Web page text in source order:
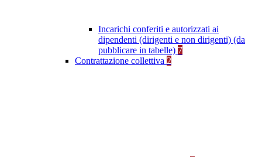
Incarichi conferiti e autorizzati ai
dipendenti (dirigenti e non dirigenti) (da
pubblicare in tabelle) 7
Contrattazione collettiva 2